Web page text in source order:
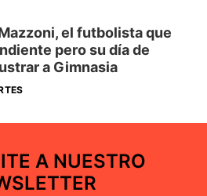
el futbolista que
pero su día de
a Gimnasia
A NUESTRO